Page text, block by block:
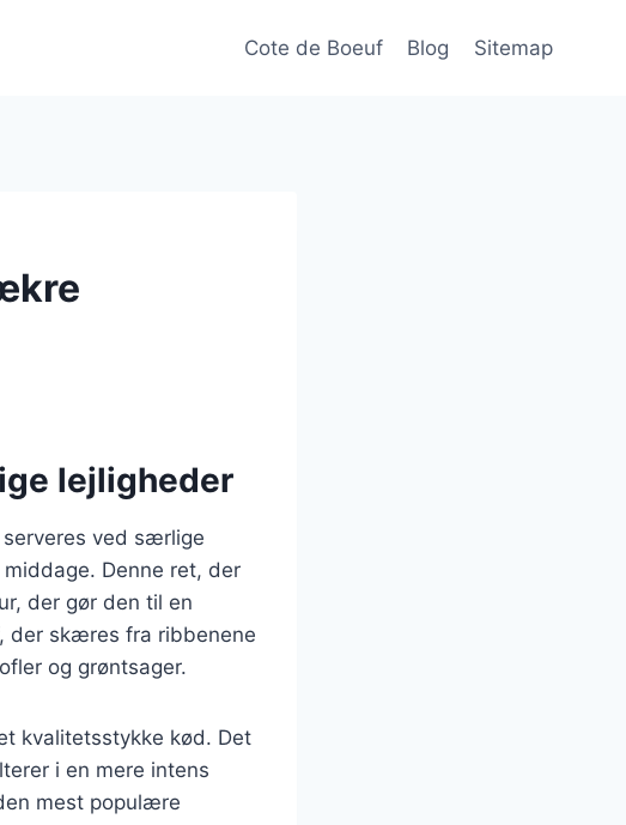
Cote de Boeuf Blog Sitemap
lejligheder
ved særlige
Denne ret, der
der gør den til en
der skæres fra ribbenene
og grøntsager.
kvalitetsstykke kød. Det
i en mere intens
mest populære